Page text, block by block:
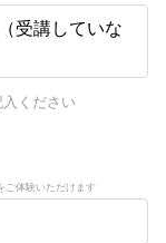
受講していな
ください
ご体験いただけます